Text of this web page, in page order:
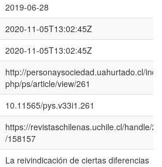
2019-06-28
2020-11-05T13:02:45Z
2020-11-05T13:02:45Z
http://personaysociedad.uahurtado.cl/
php/ps/article/view/261
10.11565/pys.v33i1.261
https://revistaschilenas.uchile.cl/handle/
/158157
La reivindicación de ciertas diferencias